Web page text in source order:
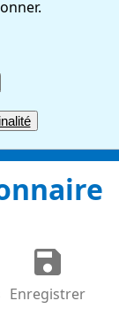
RESULTATS
?
Enregistrer